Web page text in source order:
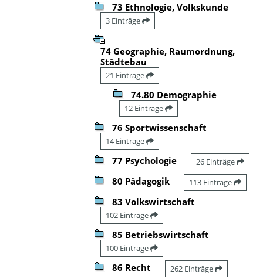
73 Ethnologie, Volkskunde
3 Einträge
74 Geographie, Raumordnung,
Städtebau
21 Einträge
74.80 Demographie
12 Einträge
76 Sportwissenschaft
14 Einträge
77 Psychologie 26 Einträge
80 Pädagogik 113 Einträge
83 Volkswirtschaft
102 Einträge
85 Betriebswirtschaft
100 Einträge
86 Recht 262 Einträge